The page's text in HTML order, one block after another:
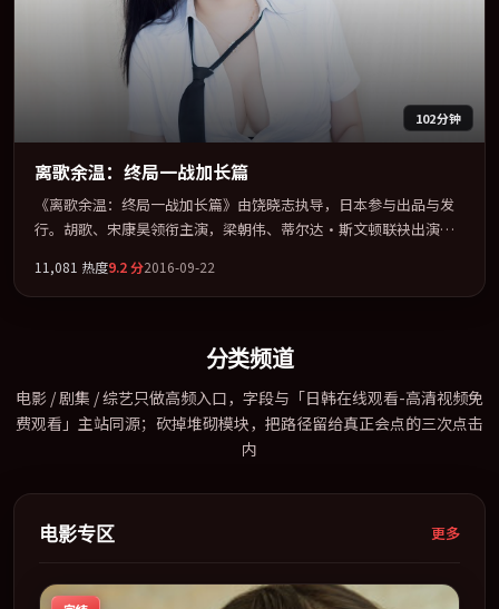
102分钟
离歌余温：终局一战加长篇
《离歌余温：终局一战加长篇》由饶晓志执导，日本参与出品与发
行。胡歌、宋康昊领衔主演，梁朝伟、蒂尔达·斯文顿联袂出演。
骨架，在叙事、表演与视听上力求统一。定于 2016-05-13 在内地院
线及主流平台同步亮相，2016 年度话题片中口碑稳健，适合喜欢强
11,081 热度9.2分2016-09-22
分类频道
电影 / 剧集 / 综艺只做高频入口，字段与「日韩在线观看-高清视频免
费观看」主站同源；砍掉堆砌模块，把路径留给真正会点的三次点击
内
电影专区 更多